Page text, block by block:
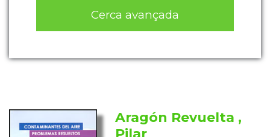
Cerca avançada
Aragón Revuelta ,
Pilar